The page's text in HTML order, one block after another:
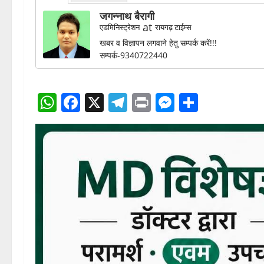
About Latest Posts
जगन्नाथ बैरागी
एडमिनिस्ट्रेशनatरायगढ़ टाईम्स
खबर व विज्ञापन लगवाने हेतु सम्पर्क करें!!!
WhatsApp
Facebook
X Telegram
Print Share